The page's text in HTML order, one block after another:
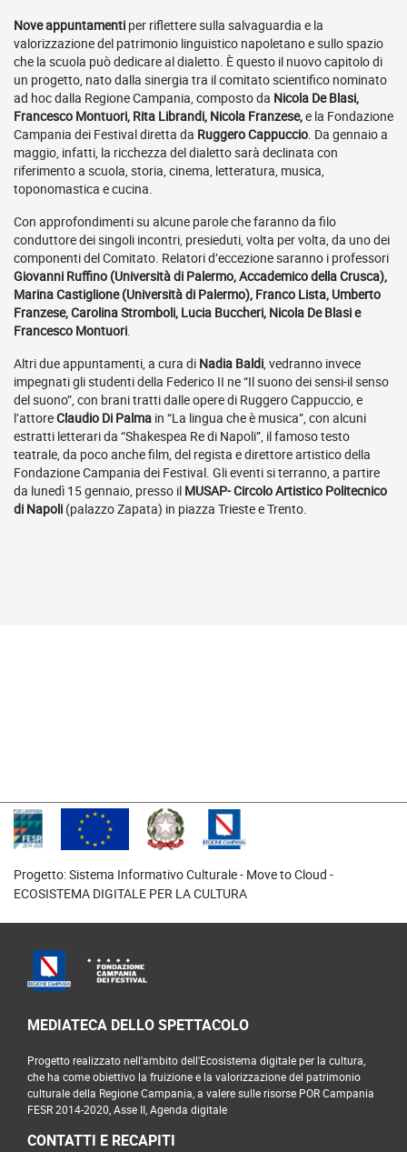
Nove appuntamenti per riflettere sulla salvaguardia e la
valorizzazione del patrimonio linguistico napoletano e sullo spazio
che la scuola può dedicare al dialetto. È questo il nuovo capitolo di
un progetto, nato dalla sinergia tra il comitato scientifico nominato
ad hoc dalla Regione Campania, composto da Nicola De Blasi,
Francesco Montuori, Rita Librandi, Nicola Franzese,e la Fondazione
Campania dei Festival diretta da Ruggero Cappuccio. Da gennaio a
maggio, infatti, la ricchezza del dialetto sarà declinata con
riferimento a scuola, storia, cinema, letteratura, musica,
toponomastica e cucina.
Con approfondimenti su alcune parole che faranno da filo
conduttore dei singoli incontri, presieduti, volta per volta, da uno dei
componenti del Comitato. Relatori d’eccezione saranno i professori
Giovanni Ruffino (Università di Palermo, Accademico della Crusca),
Marina Castiglione (Università di Palermo), Franco Lista, Umberto
Franzese, Carolina Stromboli, Lucia Buccheri, Nicola De Blasi e
Francesco Montuori.
Altri due appuntamenti, a cura di Nadia Baldi, vedranno invece
impegnati gli studenti della Federico II ne “Il suono dei sensi-il senso
del suono”, con brani tratti dalle opere di Ruggero Cappuccio, e
l’attoreClaudio Di Palma in “La lingua che è musica”, con alcuni
estratti letterari da “Shakespea Re di Napoli”, il famoso testo
teatrale, da poco anche film, del regista e direttore artistico della
Fondazione Campania dei Festival. Gli eventi si terranno, a partire
da lunedì 15 gennaio, presso il MUSAP- Circolo Artistico Politecnico
di Napoli (palazzo Zapata) in piazza Trieste e Trento.
Progetto: Sistema Informativo Culturale - Move to Cloud -
ECOSISTEMA DIGITALE PER LA CULTURA
MEDIATECA DELLO SPETTACOLO
Progetto realizzato nell'ambito dell'Ecosistema digitale per la cultura,
che ha come obiettivo la fruizione e la valorizzazione del patrimonio
culturale della Regione Campania, a valere sulle risorse POR Campania
FESR 2014-2020, Asse II, Agenda digitale
CONTATTI E RECAPITI